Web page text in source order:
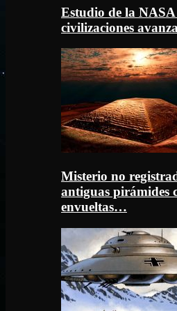
Estudio de la
civilizaciones
Misterio no
antiguas pirámides
envueltas…